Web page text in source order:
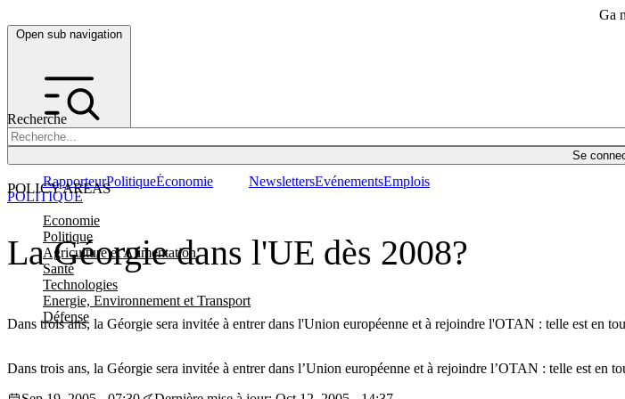
Ga
Open sub navigation
Recherche
Se
POLICY AREAS
Economie
Politique
Agriculture et Alimentation
Santé
Technologies
Energie, Environnement et Transport
Défense
RapporteurPolitiqueÉconomie NewslettersEvénementsEmplois
La Géorgie dans l'UE dès 2008?
Dans trois ans, la Géorgie sera invitée à entrer dans l'Union européenne et à rejoindre l'OTAN : telle est en
POLITIQUE
Dans trois ans, la Géorgie sera invitée à entrer dans l’Union européenne et à rejoindre l’OTAN : telle est